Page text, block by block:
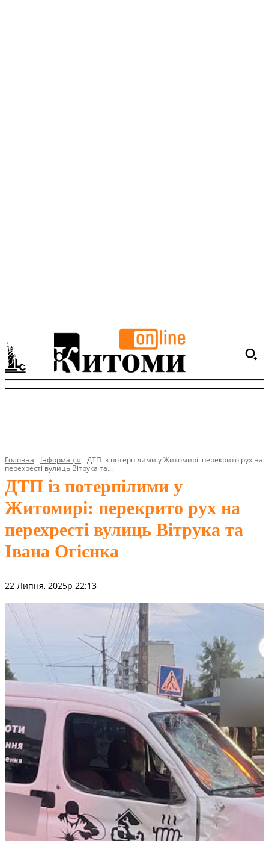
Головна Інформація
ДТП із потерпілими у Житомирі: перекрито рух на
перехресті вулиць Вітрука та...
ДТП із потерпілими у
Житомирі: перекрито рух на
перехресті вулиць Вітрука та
Івана Огієнка
22 Липня, 2025р 22:13